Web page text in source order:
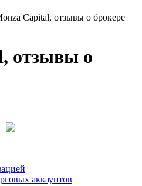
Capital, отзывы о брокере
отзывы о
аккаунтов